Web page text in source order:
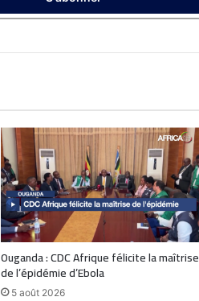
Ouganda : CDC Afrique félicite la maîtrise
de l’épidémie d’Ebola
5 août 2026